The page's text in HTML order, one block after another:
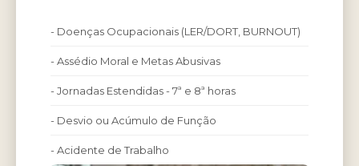
- Doenças Ocupacionais (LER/DORT, BURNOUT)
- Assédio Moral e Metas Abusivas
- Jornadas Estendidas - 7ª e 8ª horas
- Desvio ou Acúmulo de Função
- Acidente de Trabalho